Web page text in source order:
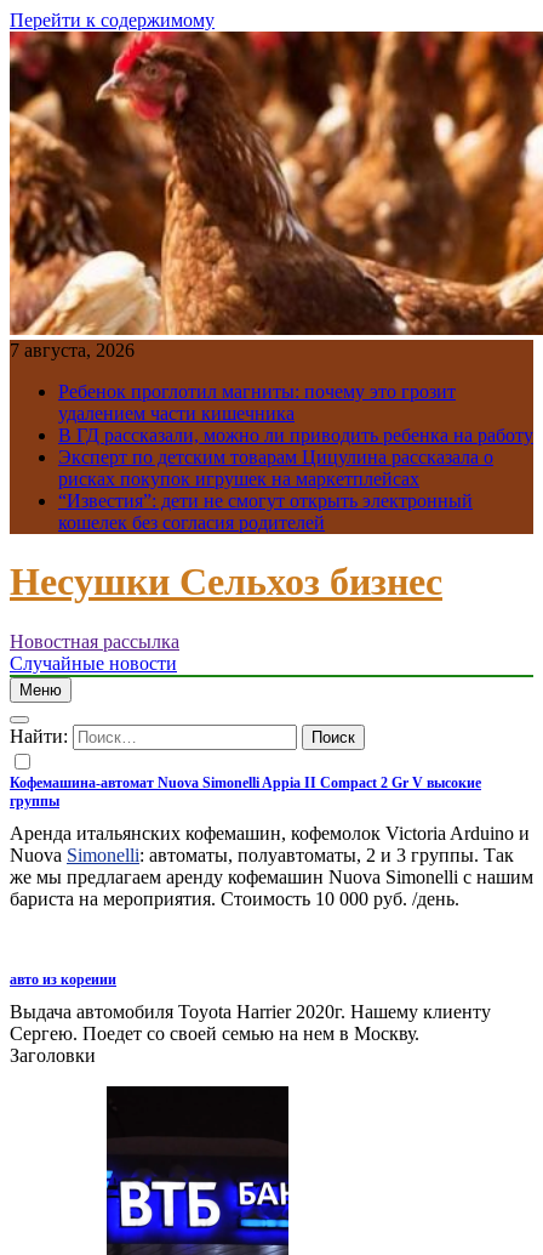
Перейти к содержимому
7 августа, 2026
Ребенок проглотил магниты: почему это грозит
удалением части кишечника
В ГД рассказали, можно ли приводить ребенка на работу
Эксперт по детским товарам Цицулина рассказала о
рисках покупок игрушек на маркетплейсах
“Известия”: дети не смогут открыть электронный
кошелек без согласия родителей
Несушки Сельхоз бизнес
Новостная рассылка
Случайные новости
Меню
Найти:
Кофемашина-автомат Nuova Simonelli Appia II Compact 2 Gr V высокие
группы
Аренда итальянских кофемашин, кофемолок Victoria Arduino и
Nuova Simonelli: автоматы, полуавтоматы, 2 и 3 группы. Так
же мы предлагаем аренду кофемашин Nuova Simonelli с нашим
бариста на мероприятия. Стоимость 10 000 руб. /день.
авто из кореиии
Выдача автомобиля Toyota Harrier 2020г. Нашему клиенту
Сергею. Поедет со своей семью на нем в Москву.
Заголовки